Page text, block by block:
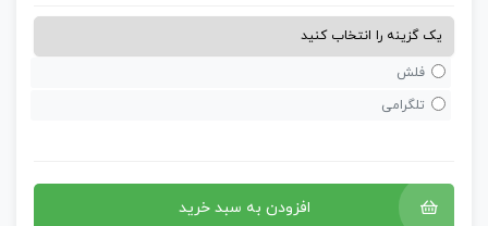
فلش
تلگرامی
افزودن به سبد خرید